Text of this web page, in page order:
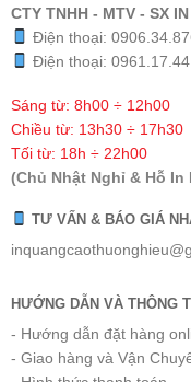
CTY TNHH - MTV - SX
Điện thoại:
Điện thoại:
Sáng từ: 8h00 ÷ 12h00
Chiều từ: 13h30 ÷ 17h30
Tối từ: 18h ÷ 22h00
(Chủ Nhật Nghỉ & Hỗ In
TƯ VẤN & BÁO GIÁ
HƯỚNG DẪN VÀ THÔNG
- Hướng dẫn đặt hàng
- Giao hàng và Vận